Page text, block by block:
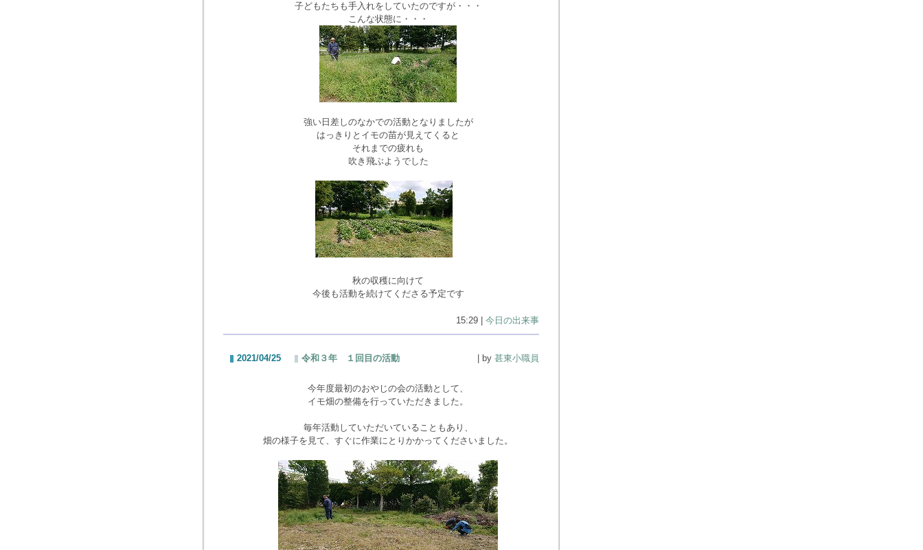
子どもたちも手入れをしていたのですが・・・
こんな状態に・・・
強い日差しのなかでの活動となりましたが
はっきりとイモの苗が見えてくると
それまでの疲れも
吹き飛ぶようでした
秋の収穫に向けて
今後も活動を続けてくださる予定です
15:29 | 今日の出来事
2021/04/25 令和３年 １回目の活動 | by 甚東小職員
今年度最初のおやじの会の活動として、
イモ畑の整備を行っていただきました。
毎年活動していただいていることもあり、
畑の様子を見て、すぐに作業にとりかかってくださいました。